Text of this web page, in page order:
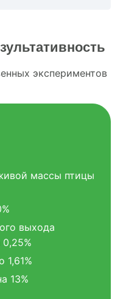
экспериментов
массы птицы
выхода
1,61%
13%